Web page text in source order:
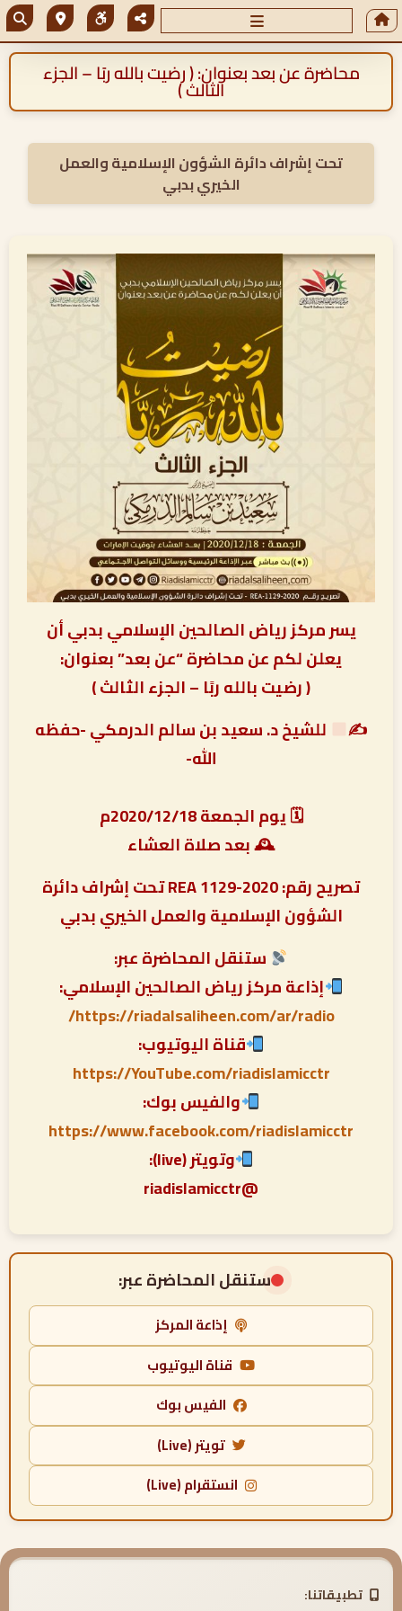
محاضرة عن بعد بعنوان: ( رضيت بالله ربًا – الجزء
الثالث )
تحت إشراف دائرة الشؤون الإسلامية والعمل
الخيري بدبي
يسر مركز رياض الصالحين الإسلامي بدبي أن
يعلن لكم عن محاضرة “عن بعد” بعنوان:
( رضيت بالله ربًا – الجزء الثالث )
✍
للشيخ د. سعيد بن سالم الدرمكي -حفظه
الله-
🗓 يوم الجمعة 2020/12/18م
🕰 بعد صلاة العشاء
تصريح رقم: REA 1129-2020 تحت إشراف دائرة
الشؤون الإسلامية والعمل الخيري بدبي
ستنقل المحاضرة عبر:
إذاعة مركز رياض الصالحين الإسلامي:
https://riadalsaliheen.com/ar/radio/
قناة اليوتيوب:
https://YouTube.com/riadislamicctr
والفيس بوك:
https://www.facebook.com/riadislamicctr
وتويتر (live):
@riadislamicctr
ستنقل المحاضرة عبر:
إذاعة المركز
قناة اليوتيوب
الفيس بوك
تويتر (Live)
انستقرام (Live)
تطبيقاتنا: